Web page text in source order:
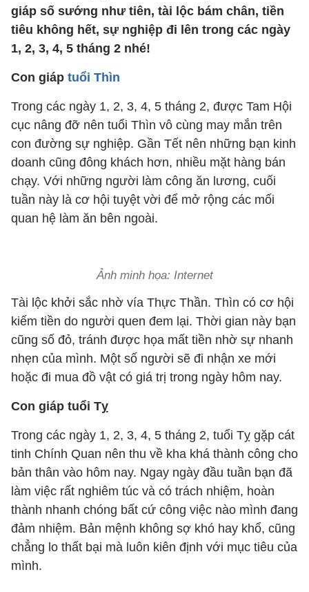
giáp số sướng như tiên, tài lộc bám chân, tiền
tiêu không hết, sự nghiệp đi lên trong các ngày
1, 2, 3, 4, 5 tháng 2 nhé!
Con giáp tuổi Thìn
Trong các ngày 1, 2, 3, 4, 5 tháng 2, được Tam Hội
cục nâng đỡ nên tuổi Thìn vô cùng may mắn trên
con đường sự nghiệp. Gần Tết nên những bạn kinh
doanh cũng đông khách hơn, nhiều mặt hàng bán
chạy. Với những người làm công ăn lương, cuối
tuần này là cơ hội tuyệt vời để mở rộng các mối
quan hệ làm ăn bên ngoài.
Ảnh minh họa: Internet
Tài lộc khởi sắc nhờ vía Thực Thần. Thìn có cơ hội
kiếm tiền do người quen đem lại. Thời gian này bạn
cũng số đỏ, tránh được họa mất tiền nhờ sự nhanh
nhẹn của mình. Một số người sẽ đi nhận xe mới
hoặc đi mua đồ vật có giá trị trong ngày hôm nay.
Con giáp tuổi Tỵ
Trong các ngày 1, 2, 3, 4, 5 tháng 2, tuổi Tỵ gặp cát
tinh Chính Quan nên thu về kha khá thành công cho
bản thân vào hôm nay. Ngay ngày đầu tuần bạn đã
làm việc rất nghiêm túc và có trách nhiệm, hoàn
thành nhanh chóng bất cứ công việc nào mình đang
đảm nhiệm. Bản mệnh không sợ khó hay khổ, cũng
chẳng lo thất bại mà luôn kiên định với mục tiêu của
mình.